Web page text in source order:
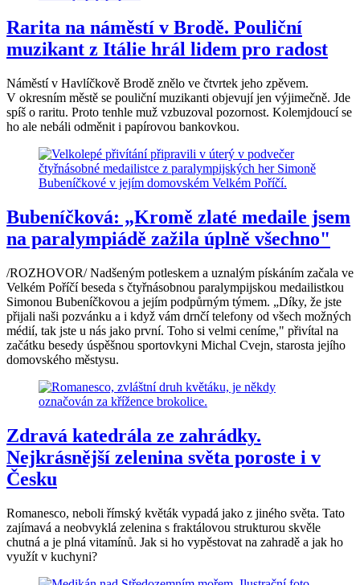
Rarita na náměstí v Brodě. Pouliční
muzikant z Itálie hrál lidem pro radost
Náměstí v Havlíčkově Brodě znělo ve čtvrtek jeho zpěvem.
V okresním městě se pouliční muzikanti objevují jen výjimečně. Jde
spíš o raritu. Proto tenhle muž vzbuzoval pozornost. Kolemjdoucí se
ho ale nebáli odměnit i papírovou bankovkou.
Bubeníčková: „Kromě zlaté medaile jsem
na paralympiádě zažila úplně všechno"
/ROZHOVOR/ Nadšeným potleskem a uznalým pískáním začala ve
Velkém Poříčí beseda s čtyřnásobnou paralympijskou medailistkou
Simonou Bubeníčkovou a jejím podpůrným týmem. „Díky, že jste
přijali naši pozvánku a i když vám drnčí telefony od všech možných
médií, tak jste u nás jako první. Toho si velmi ceníme," přivítal na
začátku besedy úspěšnou sportovkyni Michal Cvejn, starosta jejího
domovského městysu.
Zdravá katedrála ze zahrádky.
Nejkrásnější zelenina světa poroste i v
Česku
Romanesco, neboli římský květák vypadá jako z jiného světa. Tato
zajímavá a neobvyklá zelenina s fraktálovou strukturou skvěle
chutná a je plná vitamínů. Jak si ho vypěstovat na zahradě a jak ho
využít v kuchyni?